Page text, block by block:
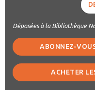
Déposées à la Bibliothèque
ABONNEZ-
ACHETER